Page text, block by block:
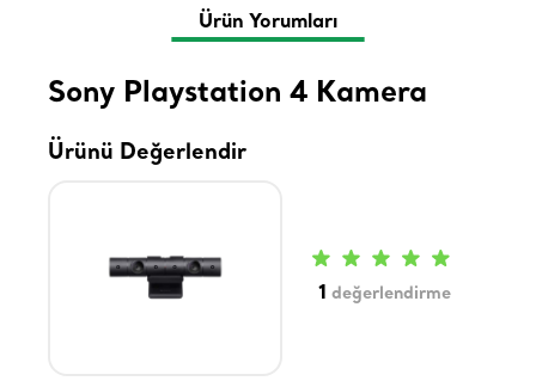
Ürün Yorumları
Sony Playstation 4 Kamera
Ürünü Değerlendir
1 değerlendirme